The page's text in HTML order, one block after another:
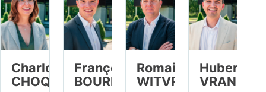
Charlotte
CHOQUET
François
BOURDOUXHE
Romain
WITVROUW
Hubert
VRANCKX